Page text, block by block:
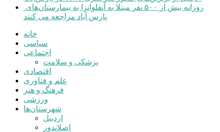
پارس آباد مراجعه می کنند
خانه
سیاسی
اجتماعی
پزشکی و سلامت
اقتصادی
علم و فناوری
فرهنگ و هنر
ورزشی
شهرستان‌ها
اردبیل
اصلاندوز